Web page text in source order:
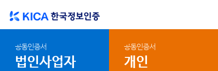
공동인증서
법인사업자
공동인증서
개인